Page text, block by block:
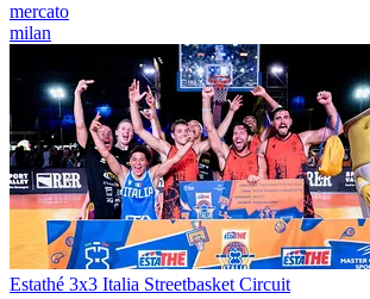
mercato
milan
Estathé 3x3 Italia Streetbasket Circuit